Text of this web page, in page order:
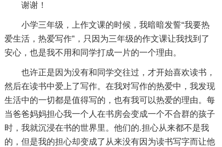
谢谢！
小学三年级，上作文课的时候，我暗暗发誓“我要热
爱生活，热爱写作”，只因为三年级的作文课让我找到了
安心，也是我不用和同学打成一片的一个理由。
也许正是因为没有和同学交往过，才开始喜欢读书，
然后在读书中爱上了写作。在我对写作的热爱中，我发现
生活中的一切都是值得写的，也有我可以热爱的理由。每
当爸爸妈妈担心我一个人在书房会变成一个不合群的孩子
时，我就沉浸在书的世界里。他们的.担心从来都不是我
的，但是我的担心却变成了从来没有因为读书写字而让他